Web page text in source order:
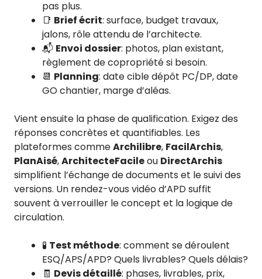
pas plus.
📑 Brief écrit: surface, budget travaux,
jalons, rôle attendu de l’architecte.
📬 Envoi dossier: photos, plan existant,
règlement de copropriété si besoin.
📆 Planning: date cible dépôt PC/DP, date
GO chantier, marge d’aléas.
Vient ensuite la phase de qualification. Exigez des
réponses concrètes et quantifiables. Les
plateformes commeArchilibre, FacilArchis,
PlanAisé,ArchitecteFacileou DirectArchis
simplifient l’échange de documents et le suivi des
versions. Un rendez-vous vidéo d’APD suffit
souvent à verrouiller le concept et la logique de
circulation.
🧪 Test méthode: comment se déroulent
ESQ/APS/APD? Quels livrables? Quels délais?
🧾 Devis détaillé: phases, livrables, prix,